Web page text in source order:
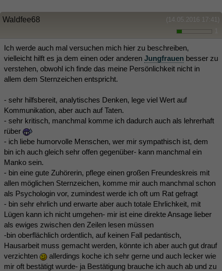
(14.05.2016 17:41)
Waldfee68
Ich werde auch mal versuchen mich hier zu beschreiben,
vielleicht hilft es ja dem einen oder anderen Jungfrauen besser zu
verstehen, obwohl ich finde das meine Persönlichkeit nicht in
allem dem Sternzeichen entspricht.
- sehr hilfsbereit, analytisches Denken, lege viel Wert auf
Kommunikation, aber auch auf Taten.
- sehr kritisch, manchmal komme ich dadurch auch als lehrerhaft
rüber
- ich liebe humorvolle Menschen, wer mir sympathisch ist, dem
bin ich auch gleich sehr offen gegenüber- kann manchmal ein
Manko sein.
- bin eine gute Zuhörerin, pflege einen großen Freundeskreis mit
allen möglichen Sternzeichen, komme mir auch manchmal schon
als Psychologin vor, zumindest werde ich oft um Rat gefragt
- bin sehr ehrlich und erwarte aber auch totale Ehrlichkeit, mit
Lügen kann ich nicht umgehen- mir ist eine direkte Ansage lieber
als ewiges zwischen den Zeilen lesen müssen
-bin oberflächlich ordentlich, auf keinen Fall pedantisch,
Hausarbeit muss gemacht werden, könnte ich aber auch gut drauf
verzichten
allerdings koche ich sehr gerne und auch lecker wie
mir oft bestätigt wurde- ja Bestätigung brauche ich auch ab und zu